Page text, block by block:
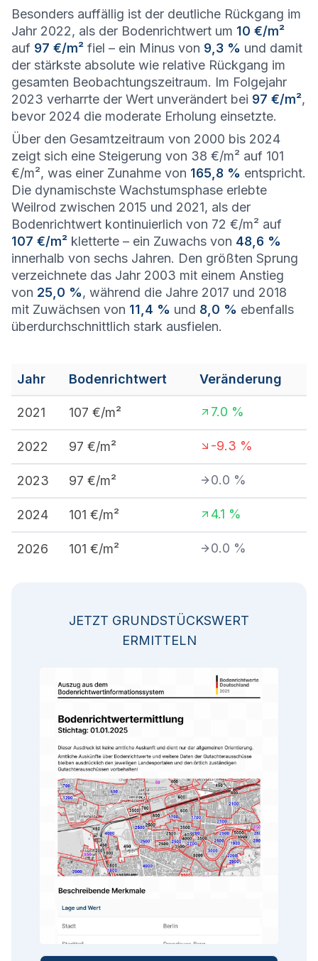
Besonders auffällig ist der deutliche Rückgang im
Jahr 2022, als der Bodenrichtwert um 10 €/m²
auf 97 €/m² fiel – ein Minus von 9,3 % und damit
der stärkste absolute wie relative Rückgang im
gesamten Beobachtungszeitraum. Im Folgejahr
2023 verharrte der Wert unverändert bei 97 €/m²,
bevor 2024 die moderate Erholung einsetzte.
Über den Gesamtzeitraum von 2000 bis 2024
zeigt sich eine Steigerung von 38 €/m² auf 101
€/m², was einer Zunahme von 165,8 % entspricht.
Die dynamischste Wachstumsphase erlebte
Weilrod zwischen 2015 und 2021, als der
Bodenrichtwert kontinuierlich von 72 €/m² auf
107 €/m² kletterte – ein Zuwachs von 48,6 %
innerhalb von sechs Jahren. Den größten Sprung
verzeichnete das Jahr 2003 mit einem Anstieg
von 25,0 %, während die Jahre 2017 und 2018
mit Zuwächsen von 11,4 % und 8,0 % ebenfalls
überdurchschnittlich stark ausfielen.
Jahr Bodenrichtwert Veränderung
2021 107 €/m² 7.0 %
2022 97 €/m² -9.3 %
2023 97 €/m² 0.0 %
2024 101 €/m² 4.1 %
2026 101 €/m² 0.0 %
JETZT GRUNDSTÜCKSWERT
ERMITTELN